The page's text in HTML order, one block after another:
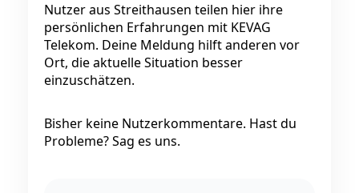
Nutzer aus Streithausen teilen hier ihre
persönlichen Erfahrungen mit KEVAG
Telekom. Deine Meldung hilft anderen vor
Ort, die aktuelle Situation besser
einzuschätzen.
Bisher keine Nutzerkommentare. Hast du
Probleme? Sag es uns.